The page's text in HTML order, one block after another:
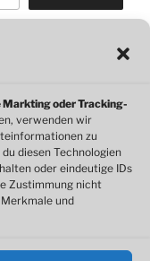
Markting oder Tracking-
verwenden wir
zu
diesen Technologien
oder eindeutige IDs
Zustimmung nicht
und